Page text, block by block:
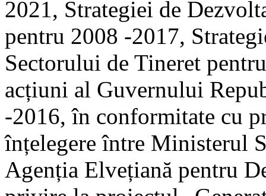
2021, Strategiei de
pentru 2008 -2017,
Sectorului de Tineret
acțiuni al Guvernului
-2016, în conformitate cu
înțelegere între Ministerul
Agenția Elvețiană pentru